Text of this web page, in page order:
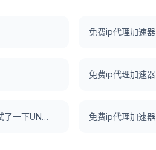
免费ip代理加速器
免费ip代理加速器
免费ip代理加速器 试了一下UNBLOCKCN，真好用。